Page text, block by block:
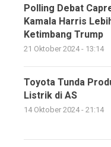
Polling Debat
Kamala Harris
Ketimbang Trump
21 Oktober 2024 - 13:14
Toyota Tunda
Listrik di AS
14 Oktober 2024 - 21:14